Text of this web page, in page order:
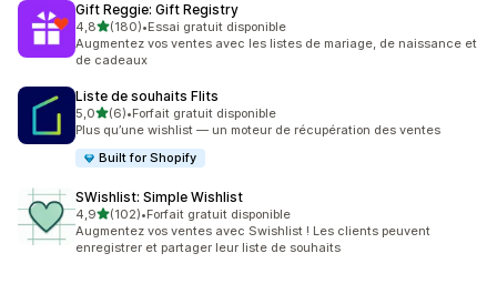
Gift Reggie: Gift Registry
4,8étoile(s) sur 5
(180)
180 avis au total
•Essai gratuit disponible
Augmentez vos ventes avec les listes de mariage, de naissance et
de cadeaux
Liste de souhaits Flits
5,0étoile(s) sur 5
(6)
6 avis au total
•Forfait gratuit disponible
Plus qu’une wishlist — un moteur de récupération des ventes
Built for Shopify
SWishlist: Simple Wishlist
4,9étoile(s) sur 5
(102)
102 avis au total
•Forfait gratuit disponible
Augmentez vos ventes avec Swishlist ! Les clients peuvent
enregistrer et partager leur liste de souhaits